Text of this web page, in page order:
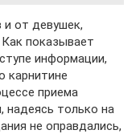
от девушек,
показывает
информации,
карнитине
приема
надеясь только на
не оправдались,